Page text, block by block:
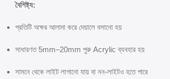
বৈশিষ্ট্য:
প্রতিটি অক্ষর আলাদা করে দেয়ালে বসানো হয়
সাধারণত 5mm–20mm পুরু Acrylic ব্যবহার হয়
সামনে থেকে লাইট লাগানো যায় বা নন-লাইটও হতে পারে